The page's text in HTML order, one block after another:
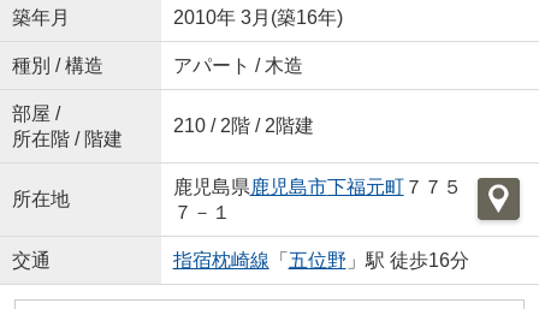
築年月 2010年 3月(築16年)
種別 / 構造 アパート / 木造
部屋 /
所在階 / 階建
210 / 2階 / 2階建
所在地
鹿児島県鹿児島市下福元町７７５
７－１
交通 指宿枕崎線 「 五位野 」駅 徒歩16分